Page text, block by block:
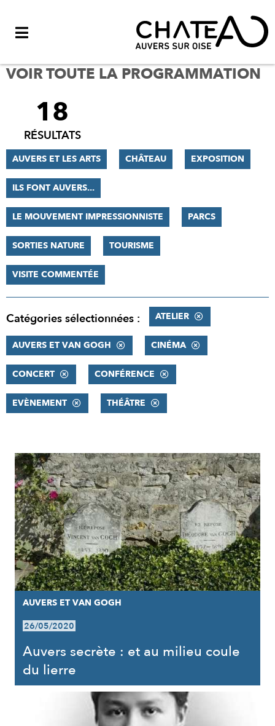
VOIR TOUTE LA PROGRAMMATION
FILTRER
RÉSULTATS
18
RÉSULTATS
AUVERS ET LES ARTS CHÂTEAU EXPOSITION
ILS FONT AUVERS...
LE MOUVEMENT IMPRESSIONNISTE PARCS
SORTIES NATURE TOURISME
VISITE COMMENTÉE
Catégories sélectionnées : ATELIER
AUVERS ET VAN GOGH CINÉMA
CONCERT CONFÉRENCE
EVÈNEMENT THÉÂTRE
RÉSULTATS
AUVERS ET VAN GOGH
26/05/2020
Auvers secrète : et au milieu coule
du lierre